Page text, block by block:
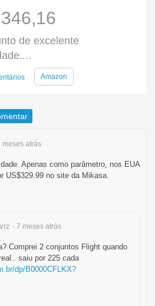
de excelente
Amazon
meses atrás
Apenas como parâmetro, nos EUA
US$329.99 no site da Mikasa.
- 7 meses atrás
Comprei 2 conjuntos Flight quando
saiu por 225 cada
dp/B0000CFLKX?